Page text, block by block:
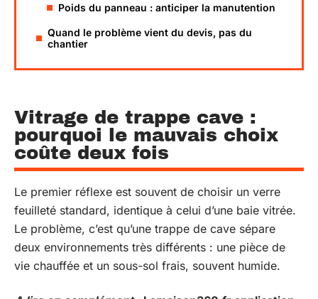
Poids du panneau : anticiper la manutention
Quand le problème vient du devis, pas du
chantier
Vitrage de trappe cave :
pourquoi le mauvais choix
coûte deux fois
Le premier réflexe est souvent de choisir un verre
feuilleté standard, identique à celui d’une baie vitrée.
Le problème, c’est qu’une trappe de cave sépare
deux environnements très différents : une pièce de
vie chauffée et un sous-sol frais, souvent humide.